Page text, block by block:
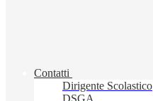
Contatti
Dirigente Scolastico